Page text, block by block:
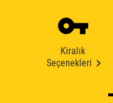
Kiralık
Seçenekleri